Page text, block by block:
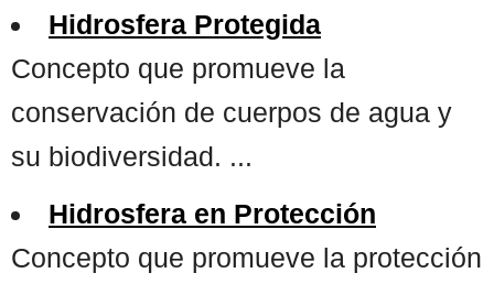
Hidrosfera Protegida
Concepto que promueve la
conservación de cuerpos de agua y
su biodiversidad. ...
Hidrosfera en Protección
Concepto que promueve la protección